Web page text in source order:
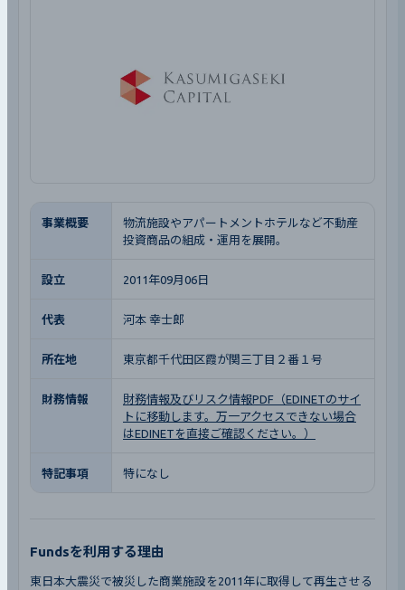
事業概要
物流施設やアパートメントホテルなど不動産
投資商品の組成・運用を展開。
設立 2011年09月06日
代表 河本 幸士郎
所在地 東京都千代田区霞が関三丁目２番１号
財務情報
財務情報及びリスク情報PDF（EDINETのサイ
トに移動します。万一アクセスできない場合
はEDINETを直接ご確認ください。）
特記事項 特になし
Fundsを利用する理由
東日本大震災で被災した商業施設を2011年に取得して再生させる